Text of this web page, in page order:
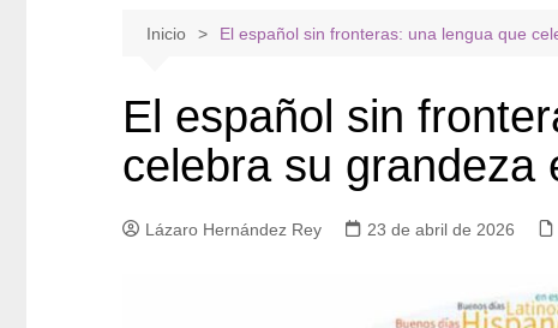
DE CUBA Y EL MUNDO
Inicio El español sin fronteras: una lengua que
El español sin
celebra su grandeza
Lázaro Hernández Rey 23 de abril de 2026